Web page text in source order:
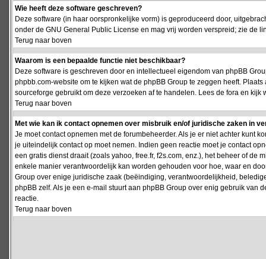
Wie heeft deze software geschreven?
Deze software (in haar oorspronkelijke vorm) is geproduceerd door,
onder de GNU General Public License en mag vrij worden verspreid; zie de
Terug naar boven
Waarom is een bepaalde functie niet beschikbaar?
Deze software is geschreven door en intellectueel eigendom van phpBB
phpbb.com-website om te kijken wat de phpBB Group te zeggen heeft.
sourceforge gebruikt om deze verzoeken af te handelen. Lees de fora en
Terug naar boven
Met wie kan ik contact opnemen over misbruik en/of juridische zaken in
Je moet contact opnemen met de forumbeheerder. Als je er niet achter kunt
je uiteindelijk contact op moet nemen. Indien geen reactie moet je contact
een gratis dienst draait (zoals yahoo, free.fr, f2s.com, enz.), het beheer of
enkele manier verantwoordelijk kan worden gehouden voor hoe, waar en
Group over enige juridische zaak (beëindiging, verantwoordelijkheid,
phpBB zelf. Als je een e-mail stuurt aan phpBB Group over enig gebruik
reactie.
Terug naar boven